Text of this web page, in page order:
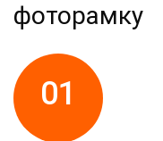
фоторамку
01